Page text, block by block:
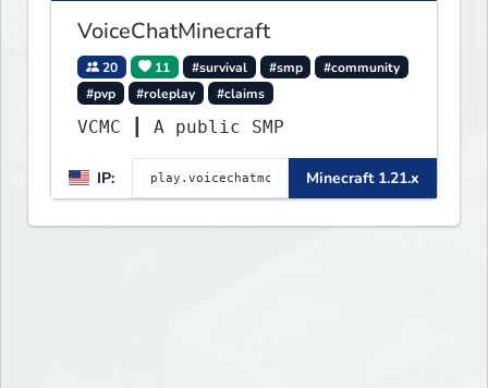
VoiceChatMinecraft
20 11 #survival #smp
#community
#pvp
#roleplay #claims
VCMC ┃ A public SMP
IP: Minecraft 1.21.x